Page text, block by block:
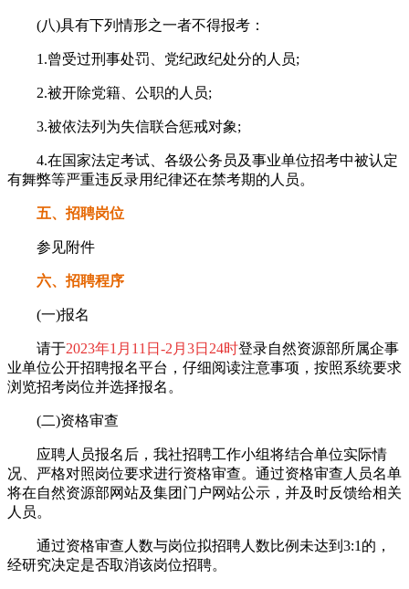
(八)具有下列情形之一者不得报考：
1.曾受过刑事处罚、党纪政纪处分的人员;
2.被开除党籍、公职的人员;
3.被依法列为失信联合惩戒对象;
4.在国家法定考试、各级公务员及事业单位招考中被认定
有舞弊等严重违反录用纪律还在禁考期的人员。
五、招聘岗位
参见附件
六、招聘程序
(一)报名
请于2023年1月11日-2月3日24时登录自然资源部所属企事
业单位公开招聘报名平台，仔细阅读注意事项，按照系统要求
浏览招考岗位并选择报名。
(二)资格审查
应聘人员报名后，我社招聘工作小组将结合单位实际情
况、严格对照岗位要求进行资格审查。通过资格审查人员名单
将在自然资源部网站及集团门户网站公示，并及时反馈给相关
人员。
通过资格审查人数与岗位拟招聘人数比例未达到3:1的，
经研究决定是否取消该岗位招聘。